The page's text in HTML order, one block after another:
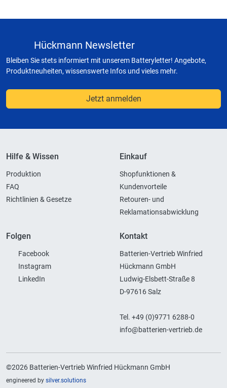
Hückmann Newsletter
Bleiben Sie stets informiert mit unserem Batteryletter! Angebote,
Produktneuheiten, wissenswerte Infos und vieles mehr.
Jetzt anmelden
Hilfe & Wissen
Produktion
FAQ
Richtlinien & Gesetze
Einkauf
Shopfunktionen &
Kundenvorteile
Retouren- und
Reklamationsabwicklung
Folgen
Facebook
Instagram
LinkedIn
Kontakt
Batterien-Vertrieb Winfried
Hückmann GmbH
Ludwig-Elsbett-Straße 8
D-97616 Salz
Tel. +49 (0)9771 6288-0
info@batterien-vertrieb.de
©2026 Batterien-Vertrieb Winfried Hückmann GmbH
engineered by silver.solutions